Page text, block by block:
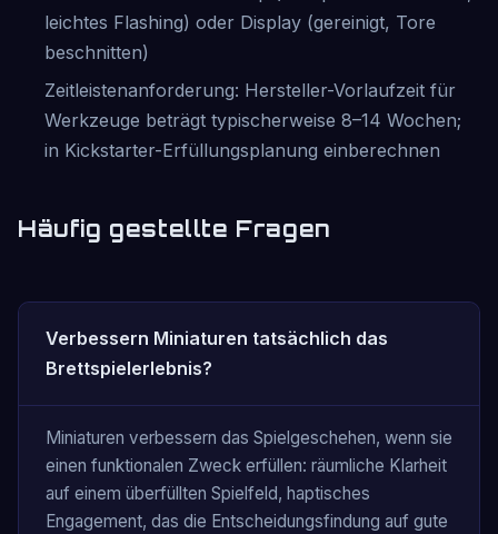
leichtes Flashing) oder Display (gereinigt, Tore
beschnitten)
Zeitleistenanforderung: Hersteller-Vorlaufzeit für
Werkzeuge beträgt typischerweise 8–14 Wochen;
in Kickstarter-Erfüllungsplanung einberechnen
Häufig gestellte Fragen
Verbessern Miniaturen tatsächlich das
Brettspielerlebnis?
Miniaturen verbessern das Spielgeschehen, wenn sie
einen funktionalen Zweck erfüllen: räumliche Klarheit
auf einem überfüllten Spielfeld, haptisches
Engagement, das die Entscheidungsfindung auf gute